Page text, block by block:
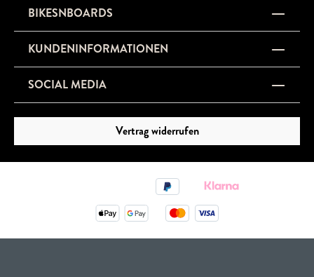
BIKESNBOARDS
KUNDENINFORMATIONEN
SOCIAL MEDIA
Vertrag widerrufen